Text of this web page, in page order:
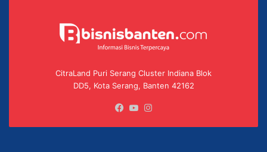
CitraLand Puri Serang Cluster Indiana Blok
DD5, Kota Serang, Banten 42162
Facebook
YouTube